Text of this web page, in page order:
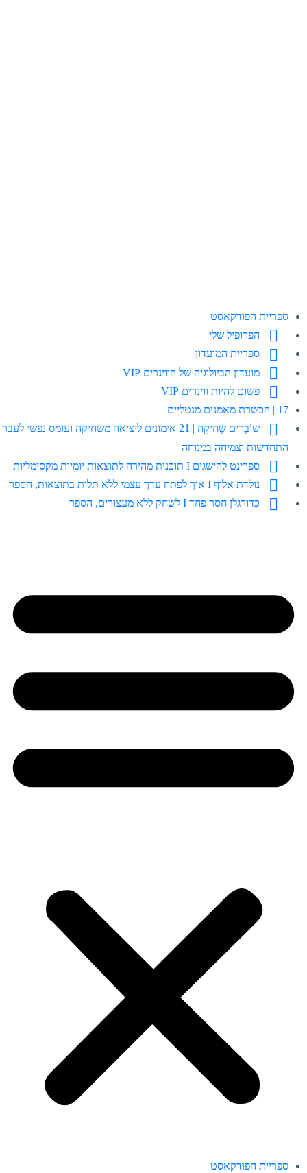
ספריית הפודקאסט
הפרופיל שלי
ספריית המועדון
מועדון הביולוגיה של הווינרים VIP
פשוט להיות ווינרים VIP
17 | הכשרת מאמנים מנטליים
שׁוֹבְרִים שְׁחִיקָה | 21 אימונים ליציאה משחיקה ועומס נפשי לעבר
התחדשות וצמיחה במנוחה
ספרינט להישגים I תוכנית מהירה לתוצאות יומיות מקסימליות
נולדת אלוף I איך לפתח ערך עצמי ללא תלות בתוצאות, הספר
כדורגלן חסר פחד I לשחק ללא מעצורים, הספר
ספריית הפודקאסט